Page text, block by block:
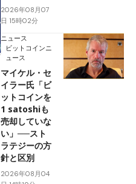
2026年08月07
日 15時02分
ニュース
ビットコインニ
ュース
マイケル・セ
イラー氏「ビ
ットコインを
1 satoshiも
売却していな
い」──スト
ラテジーの方
針と区別
2026年08月04